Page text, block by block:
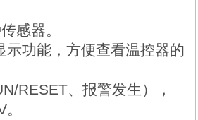
感器。
示功能，方便查看温控器的
RESET、报警发生），